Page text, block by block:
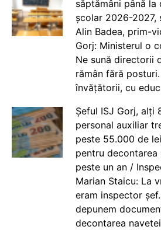
săptămâni până la
școlar 2026-2027,
Alin Badea, prim-
Gorj: Ministerul o
Ne sună directorii
rămân fără
învățătorii, cu
Șeful ISJ Gorj, alți
personal auxiliar
peste 55.000 de
pentru
peste un an /
Marian Staicu: La
eram inspector
depunem
decontarea navetei